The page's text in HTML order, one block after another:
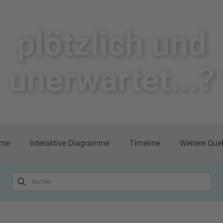
plötzlich un​d
unerwartet...?
Interaktive Diagramme Timeline Weitere